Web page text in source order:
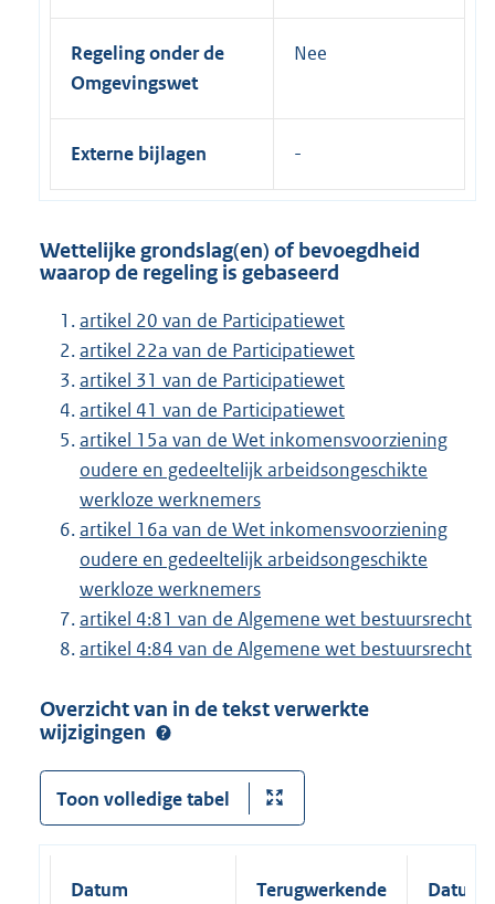
Regeling onder de
Omgevingswet
Nee
Externe bijlagen
Wettelijke grondslag(en) of bevoegdheid
waarop de regeling is gebaseerd
artikel 20 van de Participatiewet
artikel 22a van de Participatiewet
artikel 31 van de Participatiewet
artikel 41 van de Participatiewet
artikel 15a van de Wet inkomensvoorziening
oudere en gedeeltelijk arbeidsongeschikte
werkloze werknemers
artikel 16a van de Wet inkomensvoorziening
oudere en gedeeltelijk arbeidsongeschikte
werkloze werknemers
artikel 4:81 van de Algemene wet bestuursrecht
artikel 4:84 van de Algemene wet bestuursrecht
Overzicht van in de tekst verwerkte
wijzigingen
Toon volledige tabel
Datum
Terugwerkende
Datum